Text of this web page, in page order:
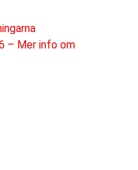
– Mer info om